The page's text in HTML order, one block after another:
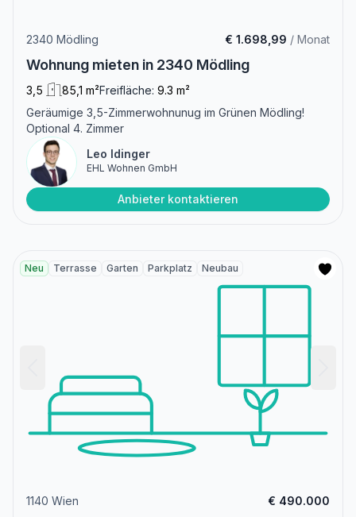
2340 Mödling € 1.698,99 / Monat
Wohnung mieten in 2340 Mödling
3,5 85,1 m²Freifläche: 9.3 m²
Geräumige 3,5-Zimmerwohnunug im Grünen Mödling!
Optional 4. Zimmer
Leo Idinger
EHL Wohnen GmbH
Anbieter kontaktieren
Neu Terrasse Garten Parkplatz Neubau
1140 Wien € 490.000